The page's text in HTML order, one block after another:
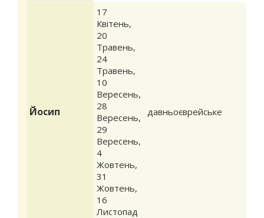
Йосип
17
Квітень,
20
Травень,
24
Травень,
10
Вересень,
28
Вересень,
29
Вересень,
4
Жовтень,
31
Жовтень,
16
Листопад
давньоєврейське